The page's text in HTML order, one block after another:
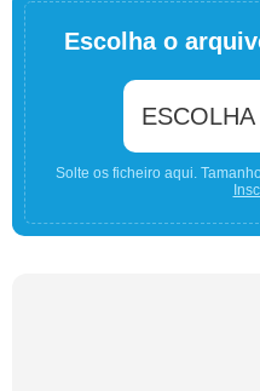
Escolha o
Solte os ficheiro aqui.